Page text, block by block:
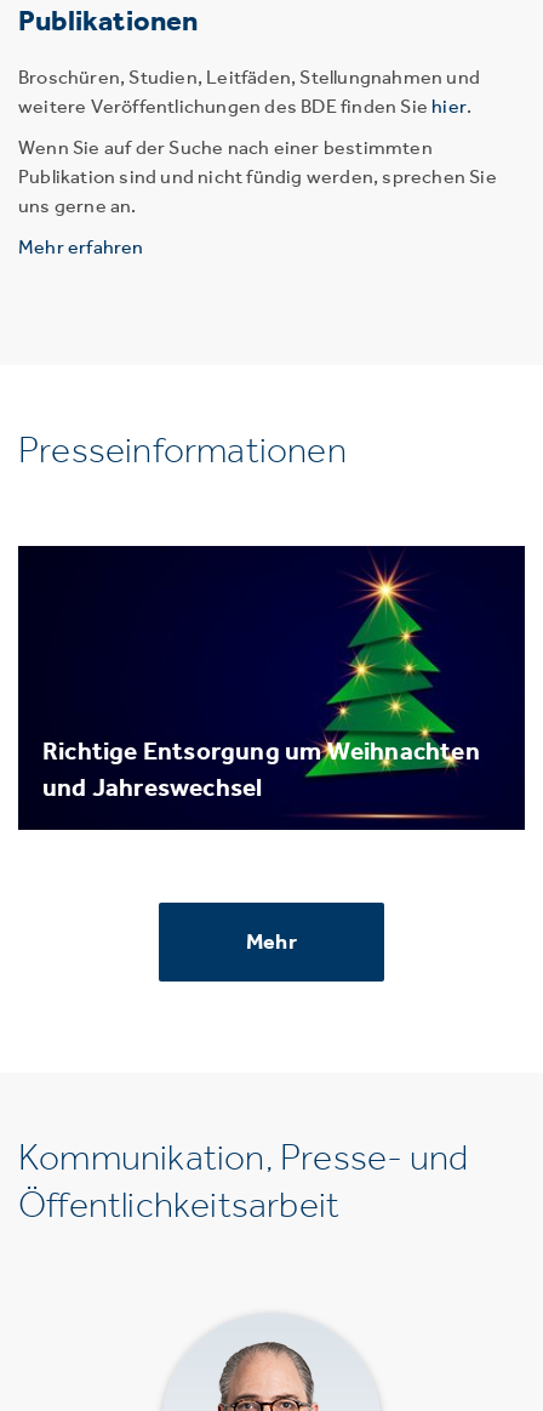
Publikationen
Broschüren, Studien, Leitfäden, Stellungnahmen und
weitere Veröffentlichungen des BDE finden Sie hier.
Wenn Sie auf der Suche nach einer bestimmten
Publikation sind und nicht fündig werden, sprechen Sie
uns gerne an.
Mehr erfahren
Presseinformationen
Richtige Entsorgung um Weihnachten
und Jahreswechsel
Mehr
Kommunikation, Presse- und
Öffentlichkeitsarbeit